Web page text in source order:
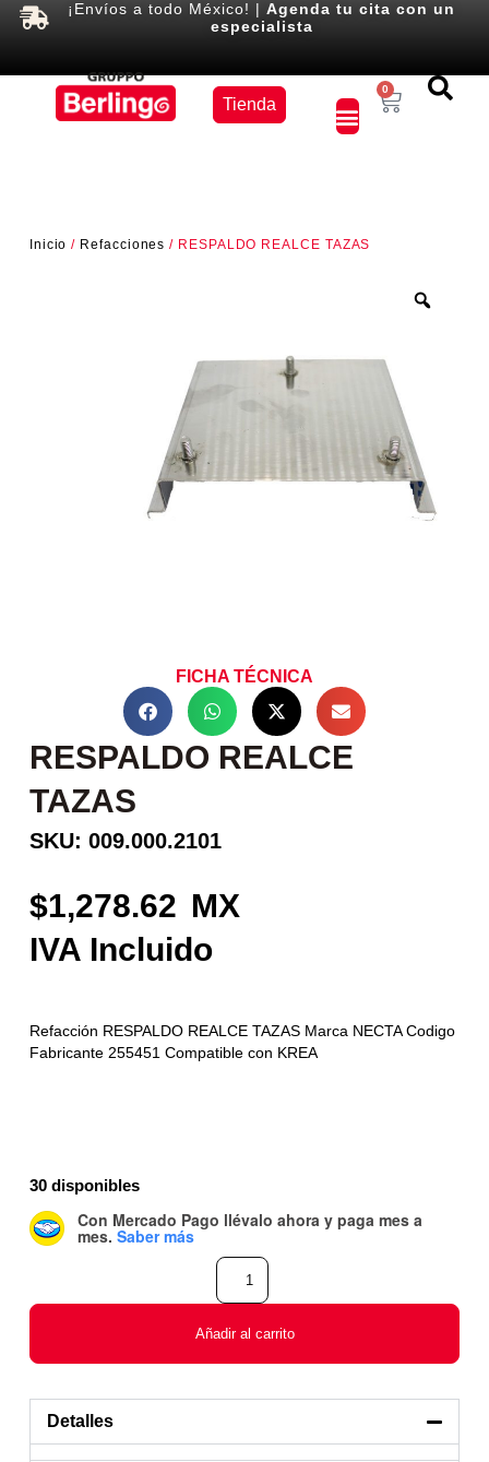
¡Envíos a todo México! |Agenda tu cita con un
especialista
Tienda
0
Inicio / Refacciones / RESPALDO REALCE TAZAS
FICHA TÉCNICA
RESPALDO REALCE
TAZAS
SKU: 009.000.2101
1,278.62
Refacción RESPALDO REALCE TAZAS Marca NECTA Codigo
Fabricante 255451 Compatible con KREA
30 disponibles
Con Mercado Pago llévalo ahora y paga mes a
mes. Saber más
Añadir al carrito
Detalles